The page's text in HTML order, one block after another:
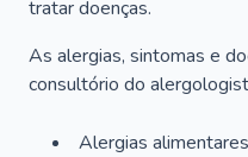
tratar doenças.
As alergias, sintomas e
consultório do
Alergias